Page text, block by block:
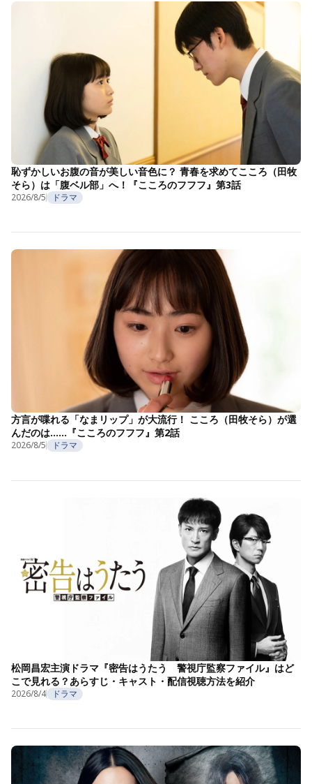
恥ずかしいお腹の音が美しい音色に？ 青春を求めてこころ（田牧
そら）は「腹ベル部」へ！『こころのフフフ』第3話
2026/8/5 ドラマ
方言が喋れる「なまリップ」が大流行！ こころ（田牧そら）が選
んだのは……『こころのフフフ』第2話
2026/8/5 ドラマ
松岡昌宏主演ドラマ『密告はうたう 警視庁監察ファイル』はど
こで見れる？あらすじ・キャスト・配信視聴方法を紹介
2026/8/4 ドラマ